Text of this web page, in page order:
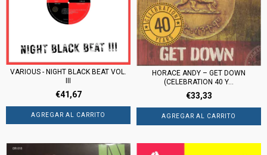
VARIOUS - NIGHT BLACK BEAT VOL.
III
€41,67
HORACE ANDY – GET DOWN
(CELEBRATION 40 Y...
€33,33